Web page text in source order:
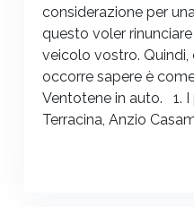
considerazione per
questo voler
veicolo vostro. Quindi,
occorre sapere è
Ventotene in auto. 1.
Terracina, Anzio